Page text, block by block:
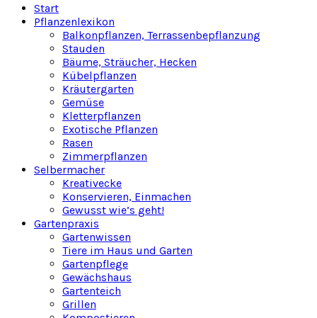
Start
Pflanzenlexikon
Balkonpflanzen, Terrassenbepflanzung
Stauden
Bäume, Sträucher, Hecken
Kübelpflanzen
Kräutergarten
Gemüse
Kletterpflanzen
Exotische Pflanzen
Rasen
Zimmerpflanzen
Selbermacher
Kreativecke
Konservieren, Einmachen
Gewusst wie’s geht!
Gartenpraxis
Gartenwissen
Tiere im Haus und Garten
Gartenpflege
Gewächshaus
Gartenteich
Grillen